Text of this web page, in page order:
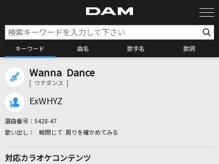
キーワード 曲名 歌手名 歌詞
カラオケ検索
Wanna Dance
[ ワナダンス ]
ExWHYZ
選曲番号： 5428-47
瞼閉じて 周りを確かめてみる
対応カラオケコンテンツ